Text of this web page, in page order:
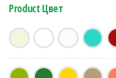
Product Цвет